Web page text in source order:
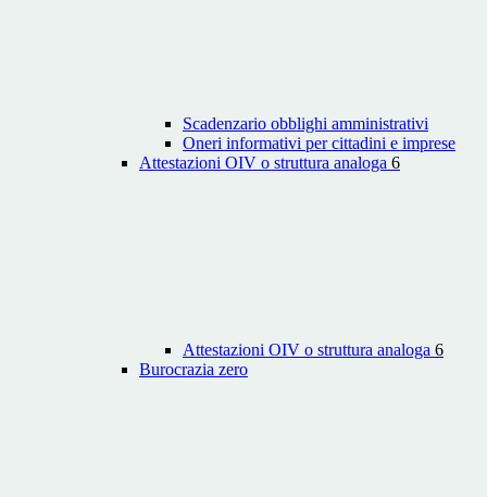
Scadenzario obblighi amministrativi
Oneri informativi per cittadini e imprese
Attestazioni OIV o struttura analoga 6
Attestazioni OIV o struttura analoga 6
Burocrazia zero